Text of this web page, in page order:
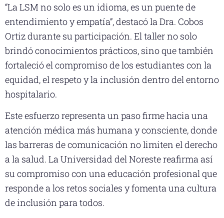
“La LSM no solo es un idioma, es un puente de
entendimiento y empatía”, destacó la Dra. Cobos
Ortiz durante su participación. El taller no solo
brindó conocimientos prácticos, sino que también
fortaleció el compromiso de los estudiantes con la
equidad, el respeto y la inclusión dentro del entorno
hospitalario.
Este esfuerzo representa un paso firme hacia una
atención médica más humana y consciente, donde
las barreras de comunicación no limiten el derecho
a la salud. La Universidad del Noreste reafirma así
su compromiso con una educación profesional que
responde a los retos sociales y fomenta una cultura
de inclusión para todos.